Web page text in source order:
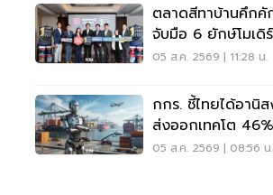
ตลาดสีทาบ้านคึกคั
จับมือ 6 ยักษ์โมเดิ
05 ส.ค. 2569 | 11:28 น.
กกร. ชี้ไทยได้อานิ
ส่งออกเทคโต
ข้อมูล
05 ส.ค. 2569 | 08:56 น.